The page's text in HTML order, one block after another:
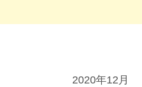
2020年12月